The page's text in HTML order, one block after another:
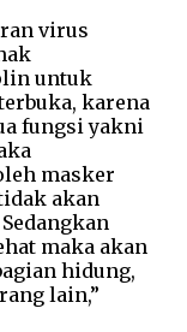
virus
untuk
karena
fungsi yakni
masker
akan
maka akan
hidung,
lain,”